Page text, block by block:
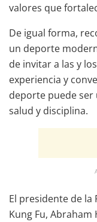
valores que
De igual forma,
un deporte
de invitar a las y
experiencia y
deporte puede
salud y disciplina.
El presidente de la
Kung Fu,